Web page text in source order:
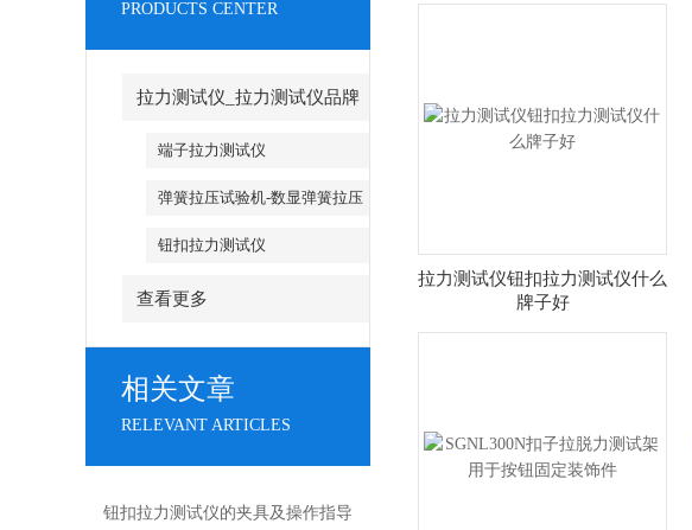
PRODUCTS CENTER
拉力测试仪_拉力测试仪品牌
端子拉力测试仪
弹簧拉压试验机-数显弹簧拉压
试验机
钮扣拉力测试仪
查看更多
相关文章
RELEVANT ARTICLES
钮扣拉力测试仪的夹具及操作指导
拉力测试仪钮扣拉力测试仪什么
牌子好